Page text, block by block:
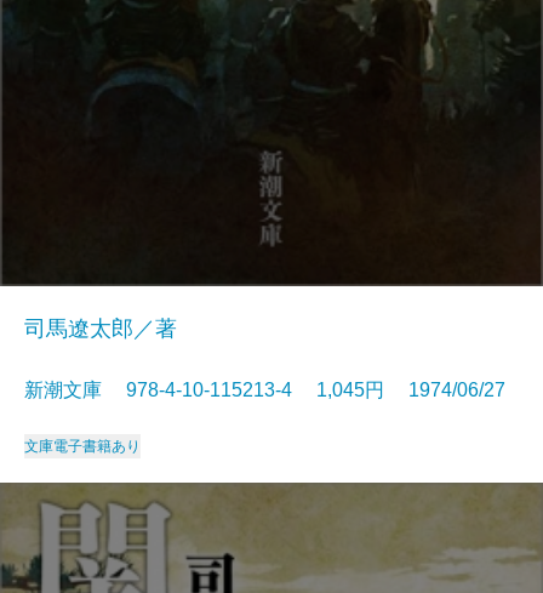
司馬遼太郎／著
新潮文庫 978-4-10-115213-4 1,045円 1974/06/27
文庫電子書籍あり